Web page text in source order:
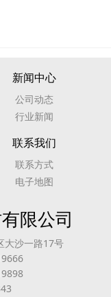
新闻中心
公司动态
行业新闻
联系我们
联系方式
电子地图
限公司
大沙一路17号